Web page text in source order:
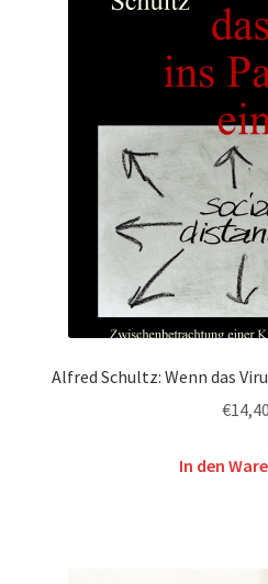
Alfred Schultz: Wenn das
€14,40
In den